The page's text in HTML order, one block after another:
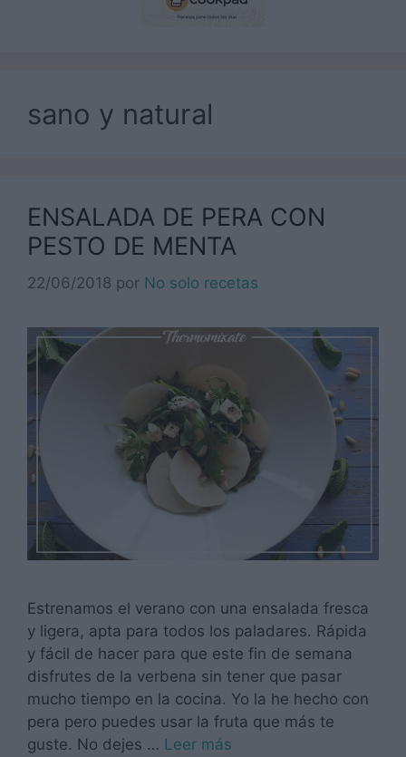
sano y natural
ENSALADA DE PERA CON
PESTO DE MENTA
22/06/2018 por No solo recetas
Estrenamos el verano con una ensalada fresca
y ligera, apta para todos los paladares. Rápida
y fácil de hacer para que este fin de semana
disfrutes de la verbena sin tener que pasar
mucho tiempo en la cocina. Yo la he hecho con
pera pero puedes usar la fruta que más te
guste. No dejes … Leer más